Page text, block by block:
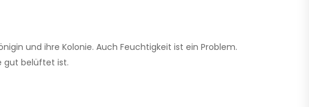
und ihre Kolonie. Auch Feuchtigkeit ist ein Problem.
gut belüftet ist.